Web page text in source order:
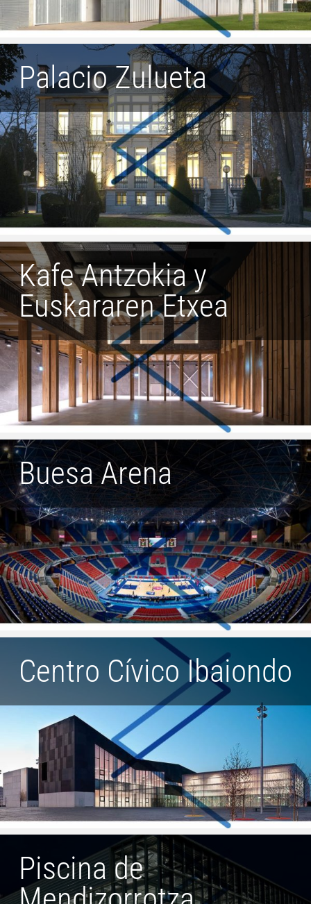
Palacio Zulueta
Kafe Antzokia y
Euskararen Etxea
Buesa Arena
Centro Cívico Ibaiondo
Piscina de